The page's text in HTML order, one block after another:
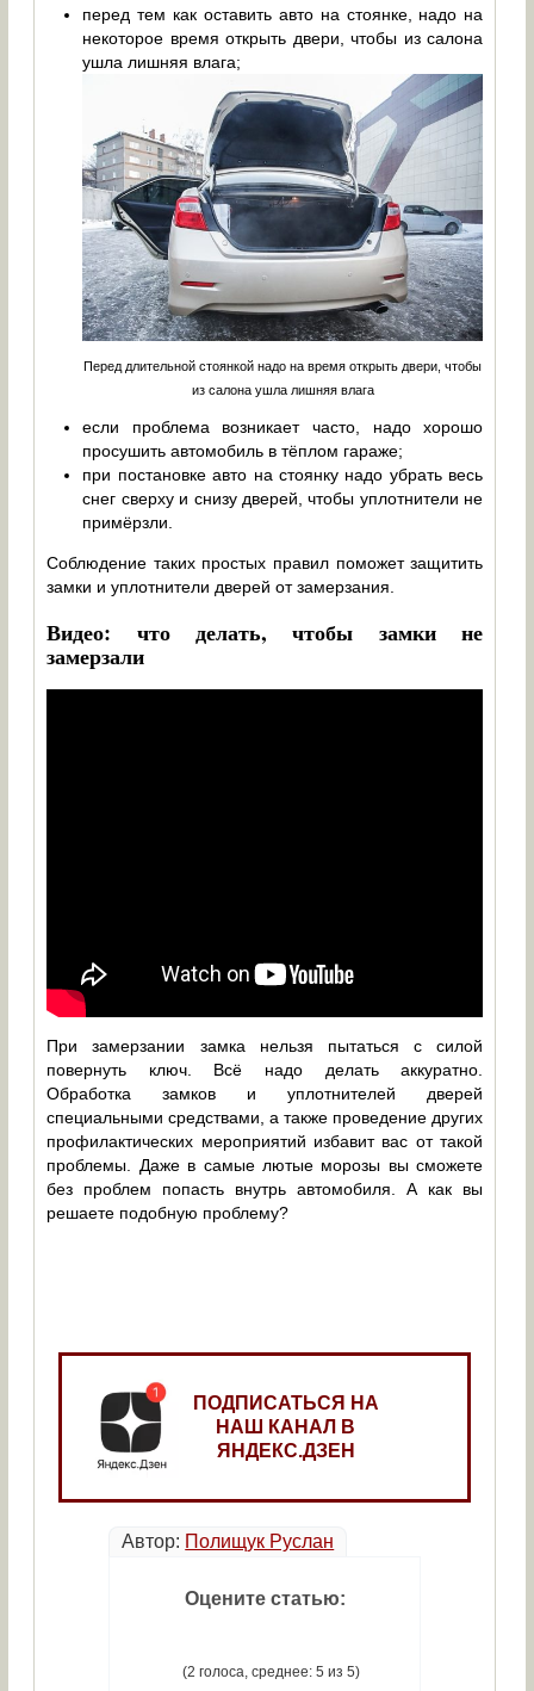
перед тем как оставить авто на стоянке, надо на
некоторое время открыть двери, чтобы из салона
ушла лишняя влага;
Перед длительной стоянкой надо на время открыть двери, чтобы
из салона ушла лишняя влага
если проблема возникает часто, надо хорошо
просушить автомобиль в тёплом гараже;
при постановке авто на стоянку надо убрать весь
снег сверху и снизу дверей, чтобы уплотнители не
примёрзли.
Соблюдение таких простых правил поможет защитить
замки и уплотнители дверей от замерзания.
Видео: что делать, чтобы замки не
замерзали
При замерзании замка нельзя пытаться с силой
повернуть ключ. Всё надо делать аккуратно.
Обработка замков и уплотнителей дверей
специальными средствами, а также проведение других
профилактических мероприятий избавит вас от такой
проблемы. Даже в самые лютые морозы вы сможете
без проблем попасть внутрь автомобиля. А как вы
решаете подобную проблему?
ПОДПИСАТЬСЯ НА
НАШ КАНАЛ В
ЯНДЕКС.ДЗЕН
Автор: Полищук Руслан
Оцените статью:
(2 голоса, среднее: 5 из 5)